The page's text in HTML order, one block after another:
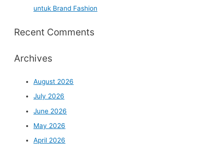
untuk Brand Fashion
Recent Comments
Archives
August 2026
July 2026
June 2026
May 2026
April 2026